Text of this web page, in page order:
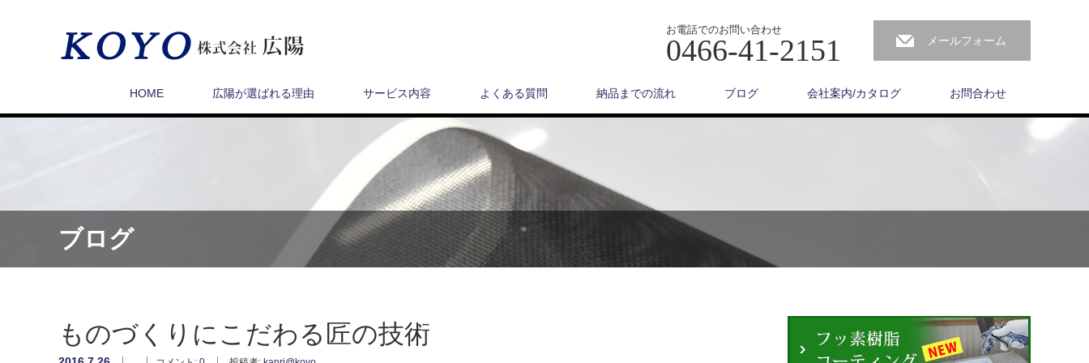
お電話でのお問い合わせ
0466-41-2151 メールフォーム
HOME 広陽が選ばれる理由 サービス内容 よくある質問 納品までの流れ ブログ 会社案内/カタログ お問合わせ
ブログ
ものづくりにこだわる匠の技術